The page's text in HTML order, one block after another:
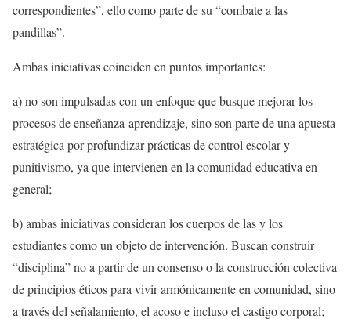
correspondientes”, ello como parte de su “combate a las
pandillas”.
Ambas iniciativas coinciden en puntos importantes:
a) no son impulsadas con un enfoque que busque mejorar los
procesos de enseñanza-aprendizaje, sino son parte de una apuesta
estratégica por profundizar prácticas de control escolar y
punitivismo, ya que intervienen en la comunidad educativa en
general;
b) ambas iniciativas consideran los cuerpos de las y los
estudiantes como un objeto de intervención. Buscan construir
“disciplina” no a partir de un consenso o la construcción colectiva
de principios éticos para vivir armónicamente en comunidad, sino
a través del señalamiento, el acoso e incluso el castigo corporal;